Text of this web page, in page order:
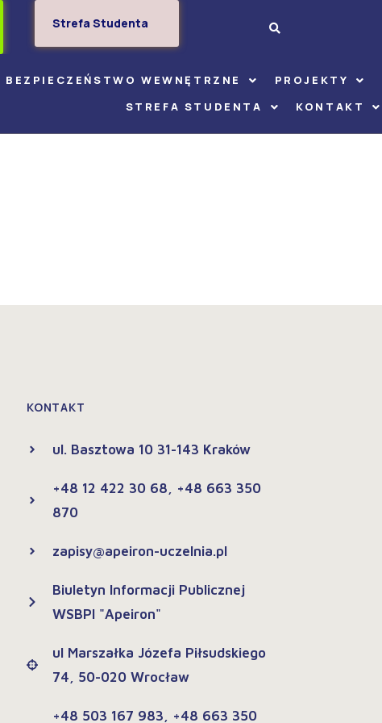
Strefa Studenta
BEZPIECZEŃSTWO WEWNĘTRZNE
PROJEKTY
STREFA STUDENTA
KONTAKT
KONTAKT
ul. Basztowa 10 31-143 Kraków
+48 12 422 30 68, +48 663 350
870
zapisy@apeiron-uczelnia.pl
Biuletyn Informacji Publicznej
WSBPI "Apeiron"
ul Marszałka Józefa Piłsudskiego
74, 50-020 Wrocław
+48 503 167 983, +48 663 350